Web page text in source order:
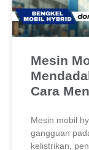
Mesin
Cara
Mesin mobil
gangguan
kelistrikan,